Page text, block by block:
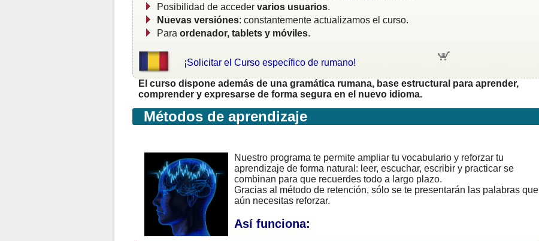
Posibilidad de acceder varios usuarios.
Nuevas versiónes: constantemente actualizamos el curso.
Para ordenador, tablets y móviles.
¡Solicitar el Curso específico de rumano!
El curso dispone además de una gramática rumana, base estructural para aprender,
comprender y expresarse de forma segura en el nuevo idioma.
Métodos de aprendizaje
Nuestro programa te permite ampliar tu vocabulario y reforzar tu
aprendizaje de forma natural: leer, escuchar, escribir y practicar se
combinan para que recuerdes todo a largo plazo.
Gracias al método de retención, sólo se te presentarán las palabras que
aún necesitas reforzar.
Así funciona: